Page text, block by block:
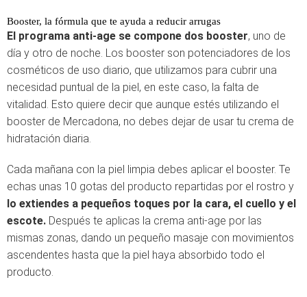
Booster, la fórmula que te ayuda a reducir arrugas
El programa anti-age se compone dos booster, uno de
día y otro de noche. Los booster son potenciadores de los
cosméticos de uso diario, que utilizamos para cubrir una
necesidad puntual de la piel, en este caso, la falta de
vitalidad. Esto quiere decir que aunque estés utilizando el
booster de Mercadona, no debes dejar de usar tu crema de
hidratación diaria.
Cada mañana con la piel limpia debes aplicar el booster. Te
echas unas 10 gotas del producto repartidas por el rostro y
lo extiendes a pequeños toques por la cara, el cuello y el
escote. Después te aplicas la crema anti-age por las
mismas zonas, dando un pequeño masaje con movimientos
ascendentes hasta que la piel haya absorbido todo el
producto.